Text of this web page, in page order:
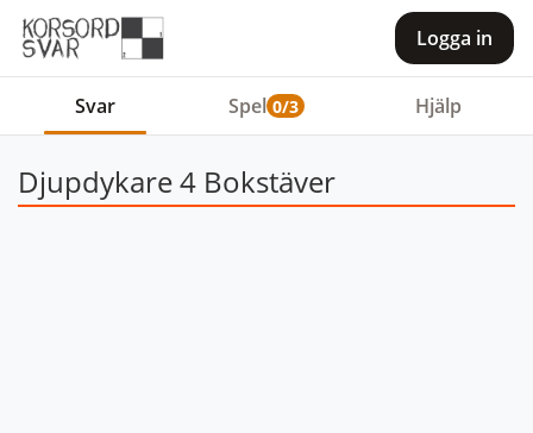
Logga in
Svar Spel 0/3 Hjälp
Djupdykare 4 Bokstäver